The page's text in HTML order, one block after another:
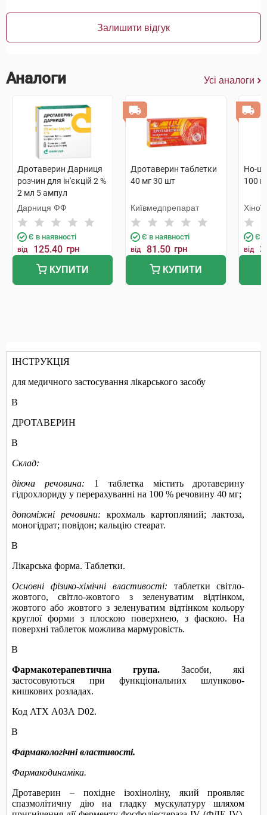
Залишити відгук
Аналоги Усі аналоги
Дротаверин Дарниця
розчин для ін'єкцій 2 %
2 мл 5 ампул
Дарниця ФФ
Є в наявності
від 125.40 грн
КУПИТИ
Дротаверин таблетки
40 мг 30 шт
Київмедпрепарат
Є в наявності
від 81.50 грн
КУПИТИ
Но-
100
Є в
від